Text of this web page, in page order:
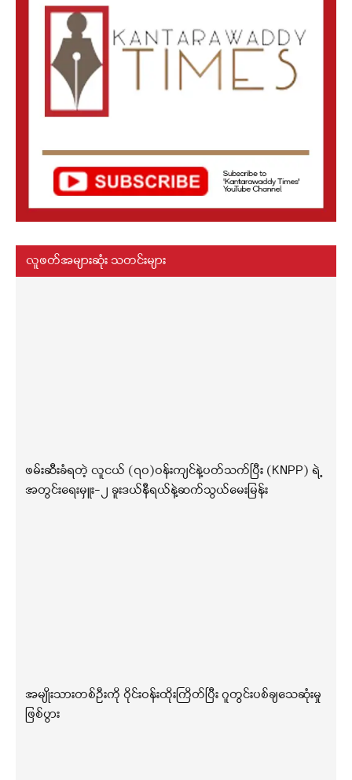
လူဖတ်အများဆုံး သတင်းများ
ဖမ်းဆီးခံရတဲ့ လူငယ် (၇၀)ဝန်းကျင်နဲ့ပတ်သက်ပြီး (KNPP) ရဲ့
အတွင်းရေးမှူး-၂ ခူးဒယ်နီရယ်နဲ့ဆက်သွယ်မေးမြန်း
အမျိုးသားတစ်ဦးကို ဝိုင်းဝန်းထိုးကြိတ်ပြီး ဂူတွင်းပစ်ချသေဆုံးမှု
ဖြစ်ပွား